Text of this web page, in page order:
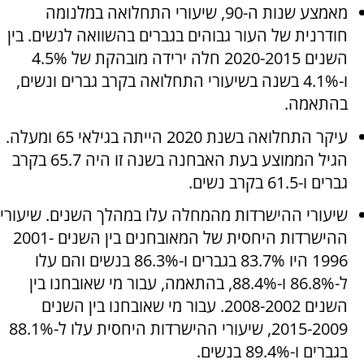
מאמצע שנות ה-90, שיעורי התחלואה במלנומה
חודרנית של העור גבוהים בגברים בהשוואה לנשים. בין
השנים 2020-2015 חלה ירידה מובהקת של 4.5%
ו-4.1% בשנה בשיעורי התחלואה בקרב גברים ונשים,
בהתאמה.
עיקר התחלואה בשנת 2020 הייתה בגילאי 65 ומעלה.
הגיל הממוצע בעת האבחנה בשנה זו היה 65.7 בקרב
גברים ו-61.5 בקרב נשים.
שיעורי ההישרדות מהמחלה עלו במהלך השנים. שיעורי
ההישרדות היחסית של המאובחנים בין השנים 2001-
1996 היו 83.7% בגברים ו-86.3% בנשים והם עלו
ל-86.8% ו-88.4%, בהתאמה, עבור מי שאובחנו בין
השנים 2008-2002. עבור מי שאובחנו בין השנים
2015-2009, שיעורי ההישרדות היחסית עלו ל-88.1%
בגברים ו-89.4% בנשים.